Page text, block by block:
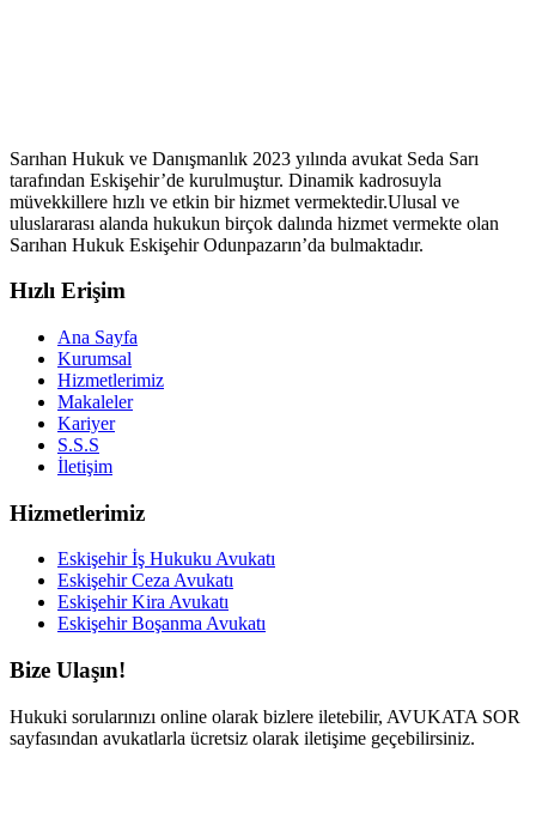
Sarıhan Hukuk ve Danışmanlık 2023 yılında avukat Seda Sarı
tarafından Eskişehir’de kurulmuştur. Dinamik kadrosuyla
müvekkillere hızlı ve etkin bir hizmet vermektedir.Ulusal ve
uluslararası alanda hukukun birçok dalında hizmet vermekte olan
Sarıhan Hukuk Eskişehir Odunpazarın’da bulmaktadır.
Hızlı Erişim
Ana Sayfa
Kurumsal
Hizmetlerimiz
Makaleler
Kariyer
S.S.S
İletişim
Hizmetlerimiz
Eskişehir İş Hukuku Avukatı
Eskişehir Ceza Avukatı
Eskişehir Kira Avukatı
Eskişehir Boşanma Avukatı
Bize Ulaşın!
Hukuki sorularınızı online olarak bizlere iletebilir, AVUKATA SOR
sayfasından avukatlarla ücretsiz olarak iletişime geçebilirsiniz.